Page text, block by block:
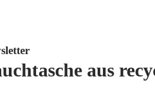
exklusive Angebote – undaus